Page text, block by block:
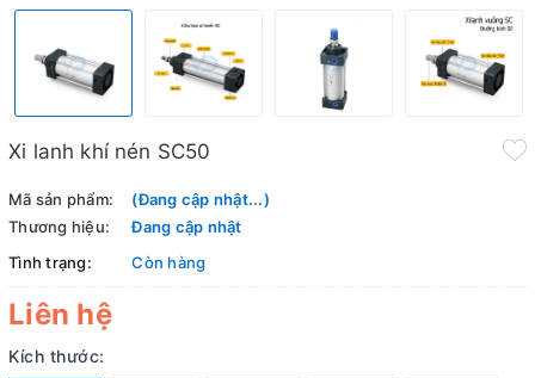
Xi lanh khí nén SC50
Mã sản phẩm:
(Đang cập nhật...)
Thương hiệu:
Đang cập nhật
Tình trạng:
Còn hàng
Liên hệ
Kích thước: